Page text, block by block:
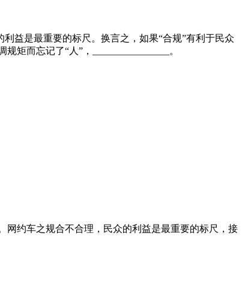
益是最重要的标尺。换言之，如果“合规”有利于民众
而忘记了“人”，________________。
约车之规合不合理，民众的利益是最重要的标尺，接